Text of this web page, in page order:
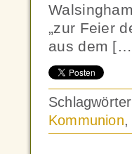
„zur Feier
aus dem
Kommunion,